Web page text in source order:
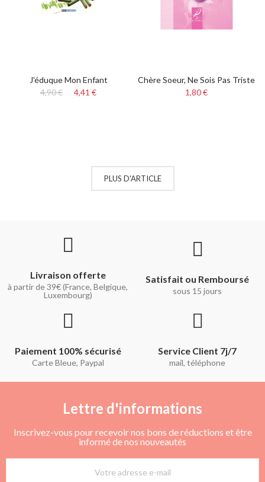
J'éduque Mon Enfant
4,90 €
4,41 €
Chère Soeur, Ne Sois Pas Triste
1,80 €
PLUS D'ARTICLE
Livraison offerte
à partir de 39€ (France, Belgique,
Luxembourg)
Satisfait ou Remboursé
sous 15 jours
Paiement 100% sécurisé
Carte Bleue, Paypal
Service Client 7j/7
mail, téléphone
Lettre d'informations
Inscrivez-vous pour recevoir nos bons de réductions et être
informé de nos nouveautés